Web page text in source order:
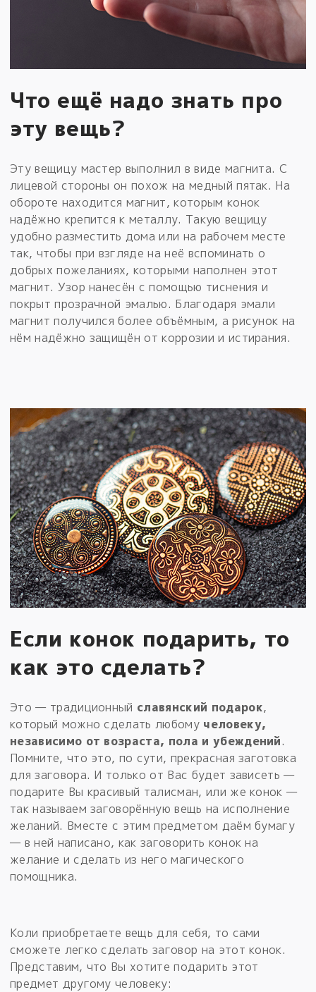
Что ещё надо знать про
эту вещь?
Эту вещицу мастер выполнил в виде магнита. С
лицевой стороны он похож на медный пятак. На
обороте находится магнит, которым конок
надёжно крепится к металлу. Такую вещицу
удобно разместить дома или на рабочем месте
так, чтобы при взгляде на неё вспоминать о
добрых пожеланиях, которыми наполнен этот
магнит. Узор нанесён с помощью тиснения и
покрыт прозрачной эмалью. Благодаря эмали
магнит получился более объёмным, а рисунок на
нём надёжно защищён от коррозии и истирания.
Если конок подарить, то
как это сделать?
Это — традиционный славянский подарок,
который можно сделать любому человеку,
независимо от возраста, пола и убеждений.
Помните, что это, по сути, прекрасная заготовка
для заговора. И только от Вас будет зависеть —
подарите Вы красивый талисман, или же конок —
так называем заговорённую вещь на исполнение
желаний. Вместе с этим предметом даём бумагу
— в ней написано, как заговорить конок на
желание и сделать из него магического
помощника.
Коли приобретаете вещь для себя, то сами
сможете легко сделать заговор на этот конок.
Представим, что Вы хотите подарить этот
предмет другому человеку: